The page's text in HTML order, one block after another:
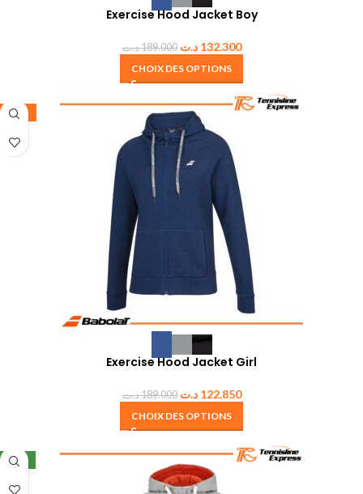
Exercise Hood Jacket Boy
189.000د.ت 132.300 د.ت
CHOIX DES OPTIONS
-35%
Exercise Hood Jacket Girl
189.000د.ت 122.850 د.ت
CHOIX DES OPTIONS
NEW